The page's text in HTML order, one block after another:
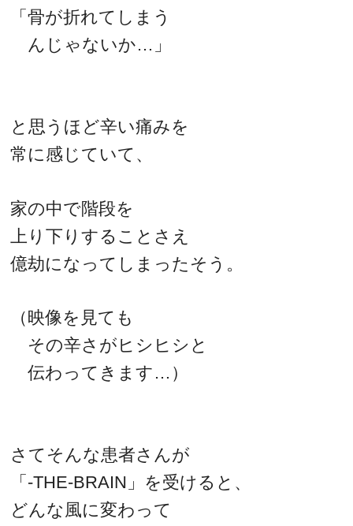
「骨が折れてしまう
んじゃないか…」
と思うほど辛い痛みを
常に感じていて、
家の中で階段を
上り下りすることさえ
億劫になってしまったそう。
（映像を見ても
その辛さがヒシヒシと
伝わってきます…）
さてそんな患者さんが
「-THE-BRAIN」を受けると、
どんな風に変わって